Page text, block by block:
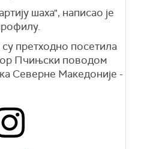
шаха", написао је
претходно посетила
Пчињски поводом
Северне Македоније -